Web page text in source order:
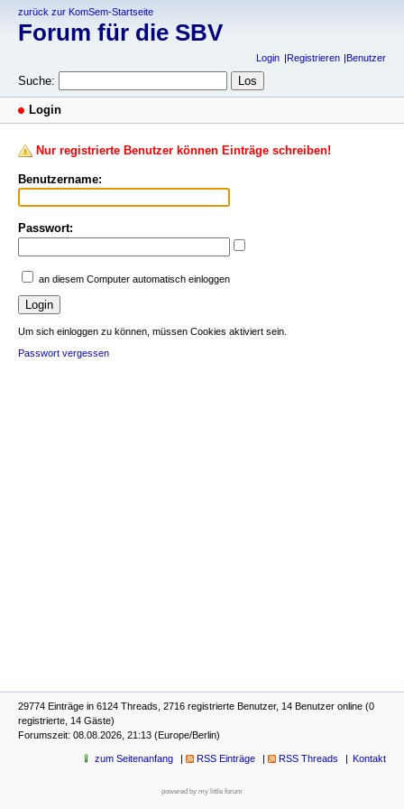
zurück zur KomSem-Startseite
Forum für die SBV
Login Registrieren Benutzer
Suche:
Login
Nur registrierte Benutzer können Einträge schreiben!
Benutzername:
Passwort:
an diesem Computer automatisch einloggen
Um sich einloggen zu können, müssen Cookies aktiviert sein.
Passwort vergessen
29774 Einträge in 6124 Threads, 2716 registrierte Benutzer, 14 Benutzer online (0
registrierte, 14 Gäste)
Forumszeit: 08.08.2026, 21:13 (Europe/Berlin)
zum Seitenanfang RSS Einträge RSS Threads Kontakt
powered by my little forum